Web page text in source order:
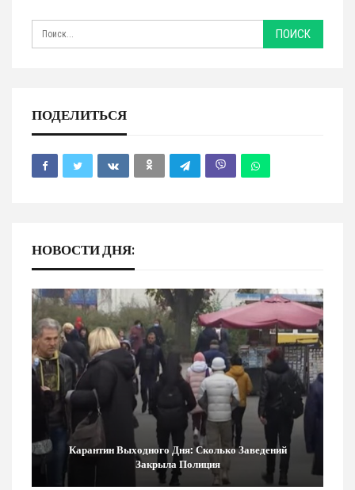
ПОДЕЛИТЬСЯ
НОВОСТИ ДНЯ:
Карантин Выходного Дня: Сколько Заведений
Закрыла Полиция